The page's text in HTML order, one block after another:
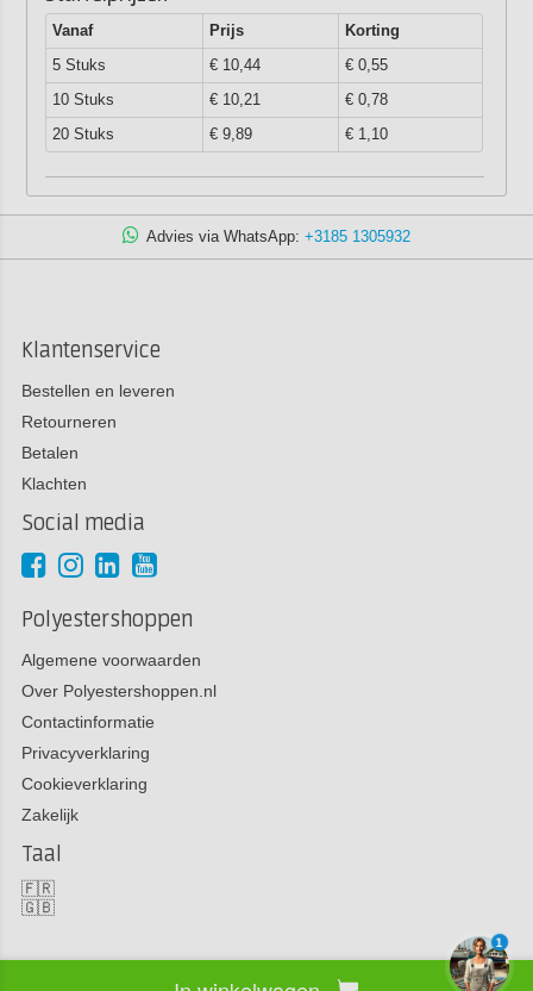
Vanaf Prijs
Korting
5 Stuks
€ 10,44
€ 0,55
10 Stuks
€ 10,21
€ 0,78
20 Stuks
€ 9,89 € 1,10
Advies via WhatsApp: +3185 1305932
Klantenservice
Bestellen en leveren
Retourneren
Betalen
Klachten
Social media
Polyestershoppen
Algemene voorwaarden
Over Polyestershoppen.nl
Contactinformatie
Privacyverklaring
Cookieverklaring
Zakelijk
Taal
🇫🇷
🇬🇧
1